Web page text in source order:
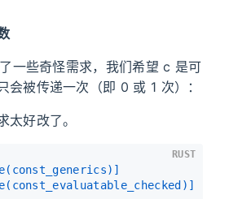
一些奇怪需求，我们希望 c 是可
会被传递一次（即 0 或 1 次）：
太好改了。
RUST